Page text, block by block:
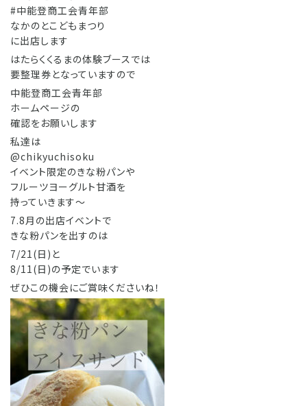
#中能登商工会青年部
なかのとこどもまつり
に出店します
はたらくくるまの体験ブースでは
要整理券となっていますので
中能登商工会青年部
ホームページの
確認をお願いします
私達は
@chikyuchisoku
イベント限定のきな粉パンや
フルーツヨーグルト甘酒を
持っていきます〜
7.8月の出店イベントで
きな粉パンを出すのは
7/21(日)と
8/11(日)の予定でいます
ぜひこの機会にご賞味くださいね！